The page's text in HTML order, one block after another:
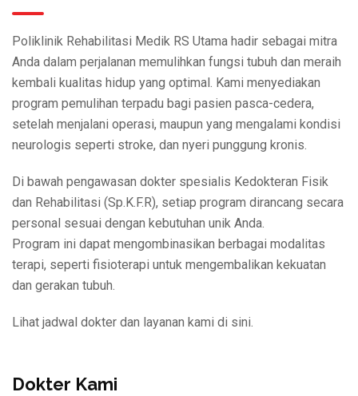
Poliklinik Rehabilitasi Medik RS Utama hadir sebagai mitra
Anda dalam perjalanan memulihkan fungsi tubuh dan meraih
kembali kualitas hidup yang optimal. Kami menyediakan
program pemulihan terpadu bagi pasien pasca-cedera,
setelah menjalani operasi, maupun yang mengalami kondisi
neurologis seperti stroke, dan nyeri punggung kronis.
Di bawah pengawasan dokter spesialis Kedokteran Fisik
dan Rehabilitasi (Sp.K.F.R), setiap program dirancang secara
personal sesuai dengan kebutuhan unik Anda.
Program ini dapat mengombinasikan berbagai modalitas
terapi, seperti fisioterapi untuk mengembalikan kekuatan
dan gerakan tubuh.
Lihat jadwal dokter dan layanan kami di sini.
Dokter Kami